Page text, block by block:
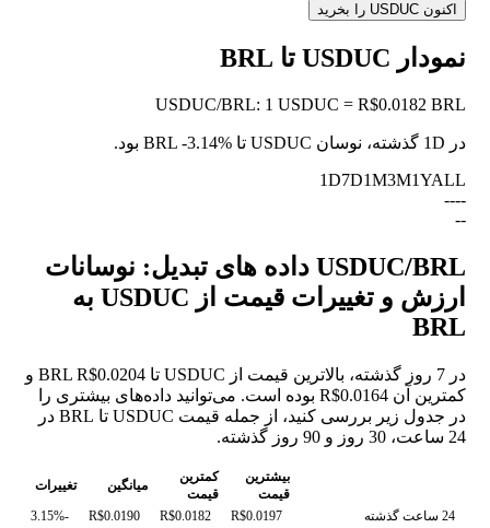
اکنون USDUC را بخرید
نمودار USDUC تا BRL
USDUC/BRL: 1 USDUC = R$0.0182 BRL
در 1D گذشته، نوسان USDUC تا BRL -3.14%
بود.
1D7D1M3M1YALL
--
--
--
USDUC/BRL داده های تبدیل: نوسانات
ارزش و تغییرات قیمت از USDUC به
BRL
در 7 روز گذشته، بالاترین قیمت از USDUC تا BRL R$0.0204 و
کمترین آن R$0.0164 بوده است. می‌توانید داده‌های بیشتری را
در جدول زیر بررسی کنید، از جمله قیمت USDUC تا BRL در
24 ساعت، 30 روز و 90 روز گذشته.
بیشترین
قیمت
کمترین
قیمت
میانگین
تغییرات
24 ساعت گذشته
R$0.0197
R$0.0182
R$0.0190
-3.15%